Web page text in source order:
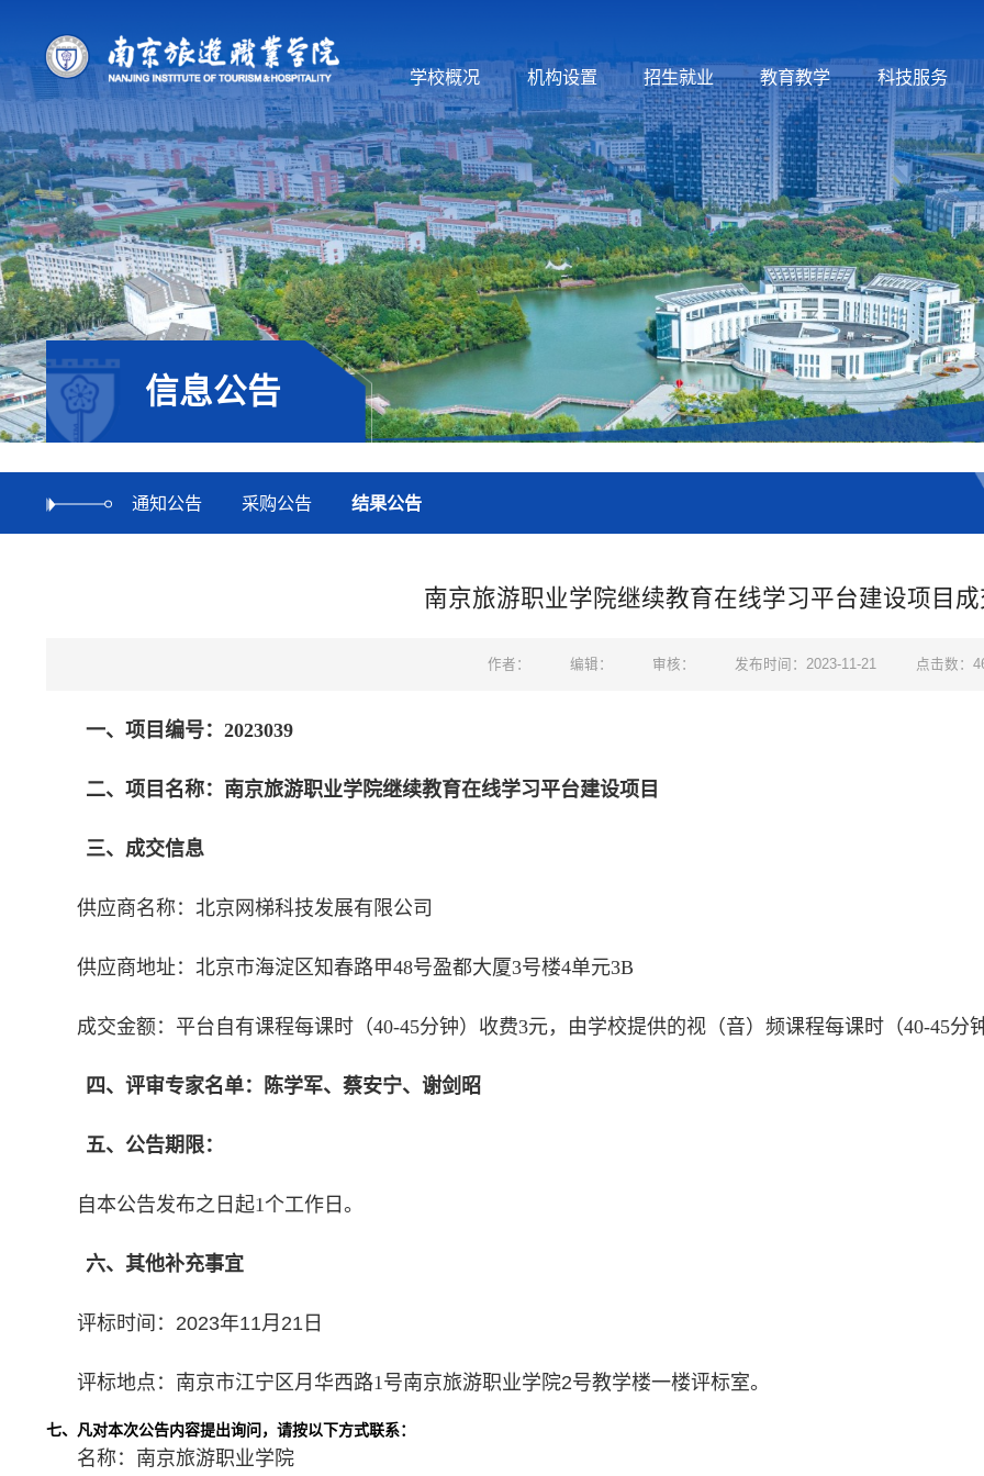
学校概况 机构设置 招生就业 教育教学 科技服务
信息公告
通知公告 采购公告 结果公告
南京旅游职业学院继续教育在线学习平台建设项目
作者： 编辑： 审核： 发布时间：2023-11-21 点击数：
一、项目编号：2023039
二、项目名称：南京旅游职业学院继续教育在线学习平台建设项目
三、成交信息
供应商名称：北京网梯科技发展有限公司
供应商地址：北京市海淀区知春路甲48号盈都大厦3号楼4单元3B
成交金额：平台自有课程每课时（40-45分钟）收费3元，由学校提供的视（音）频课程每课时（40-45分
四、评审专家名单：陈学军、蔡安宁、谢剑昭
五、公告期限：
自本公告发布之日起1个工作日。
六、其他补充事宜
评标时间： 2023年11月21日
评标地点：南京市江宁区月华西路1号南京旅游职业学院2号教学楼一楼评标室。
七、凡对本次公告内容提出询问，请按以下方式联系：
名称：南京旅游职业学院